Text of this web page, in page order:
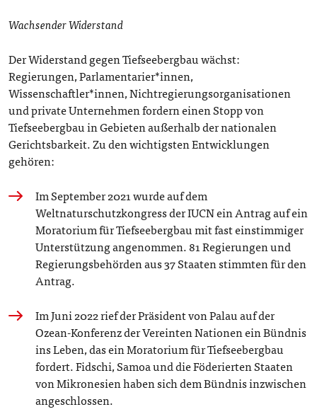
Wachsender Widerstand
Der Widerstand gegen Tiefseebergbau wächst:
Regierungen, Parlamentarier*innen,
Wissenschaftler*innen, Nichtregierungsorganisationen
und private Unternehmen fordern einen Stopp von
Tiefseebergbau in Gebieten außerhalb der nationalen
Gerichtsbarkeit. Zu den wichtigsten Entwicklungen
gehören:
Im September 2021 wurde auf dem
Weltnaturschutzkongress der IUCN ein Antrag auf ein
Moratorium für Tiefseebergbau mit fast einstimmiger
Unterstützung angenommen. 81 Regierungen und
Regierungsbehörden aus 37 Staaten stimmten für den
Antrag.
Im Juni 2022 rief der Präsident von Palau auf der
Ozean-Konferenz der Vereinten Nationen ein Bündnis
ins Leben, das ein Moratorium für Tiefseebergbau
fordert. Fidschi, Samoa und die Föderierten Staaten
von Mikronesien haben sich dem Bündnis inzwischen
angeschlossen.